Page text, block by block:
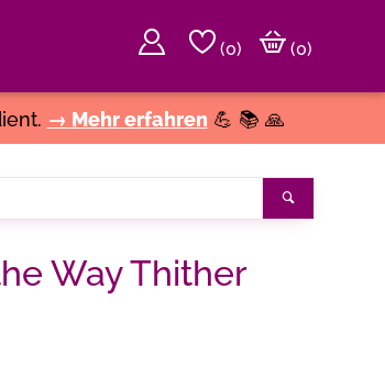
(0)
(0)
→ Mehr erfahren 💪 📚 🙏
Way Thither